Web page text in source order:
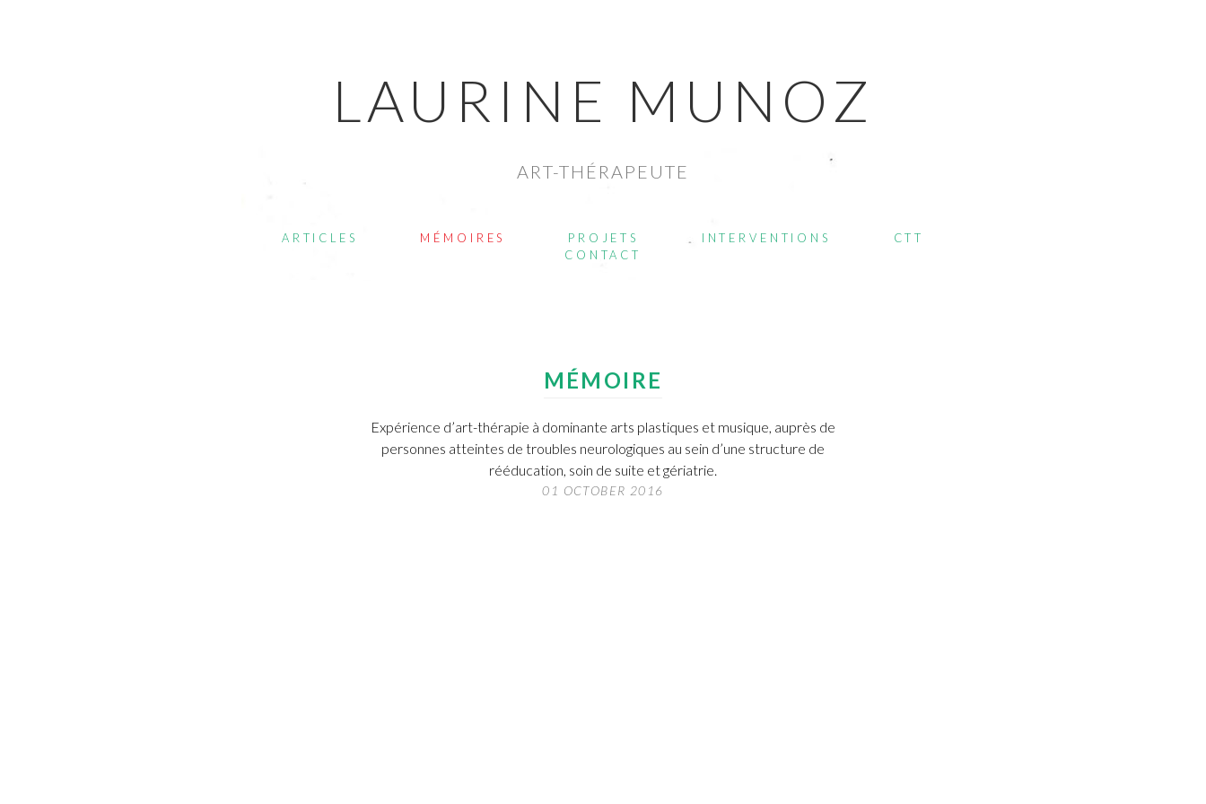
LAURINE MUNOZ
ART-THÉRAPEUTE
ARTICLES MÉMOIRES PROJETS INTERVENTIONS
CTT
CONTACT
MÉMOIRE
Expérience d’art-thérapie à dominante arts plastiques et musique, auprès de
personnes atteintes de troubles neurologiques au sein d’une structure de
rééducation, soin de suite et gériatrie.
01 OCTOBER 2016